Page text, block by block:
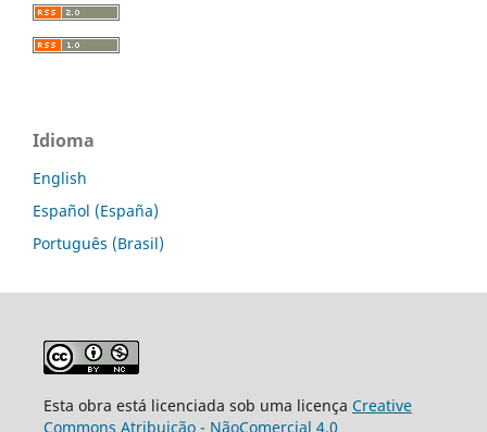
Idioma
English
Español (España)
Português (Brasil)
Esta obra está licenciada sob uma licença Creative
Commons Atribuição - NãoComercial 4.0